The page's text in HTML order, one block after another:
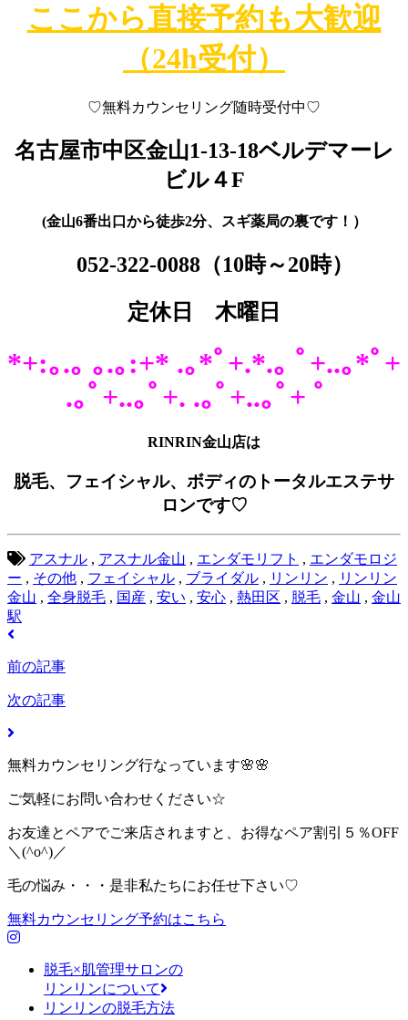
ここから直接予約も大歓迎
（24h受付）
♡無料カウンセリング随時受付中♡
名古屋市中区金山1-13-18ベルデマーレ
ビル４F
(金山6番出口から徒歩2分、スギ薬局の裏です！）
052-322-0088 （10時～20時）
定休日 木曜日
*+:｡.｡ ｡.｡:+* .｡*ﾟ+.*.｡ ﾟ+..｡*ﾟ+
.｡ﾟ+..｡ﾟ+. .｡ﾟ+..｡ﾟ+ ゜
RINRIN金山店は
脱毛、フェイシャル、ボディのトータルエステサ
ロンです♡
アスナル , アスナル金山 , エンダモリフト , エンダモロジ
ー , その他 , フェイシャル , ブライダル , リンリン , リンリン
金山 , 全身脱毛 , 国産 , 安い , 安心 , 熱田区 , 脱毛 , 金山 , 金山
駅
前の記事
次の記事
無料カウンセリング行なっています🌸🌸
ご気軽にお問い合わせください☆
お友達とペアでご来店されますと、お得なペア割引５％OFF
＼(^o^)／
毛の悩み・・・是非私たちにお任せ下さい♡
無料カウンセリング予約はこちら
脱毛×肌管理サロンの
リンリンについて
リンリンの脱毛方法